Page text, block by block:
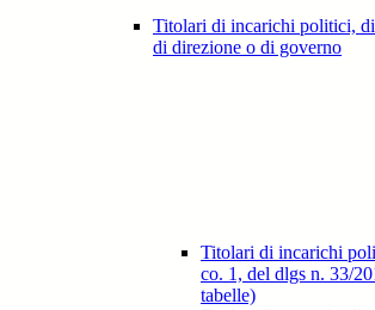
Titolari di incarichi politici,
di direzione o di governo
Titolari di incarichi
co. 1, del dlgs n. 33/
tabelle)